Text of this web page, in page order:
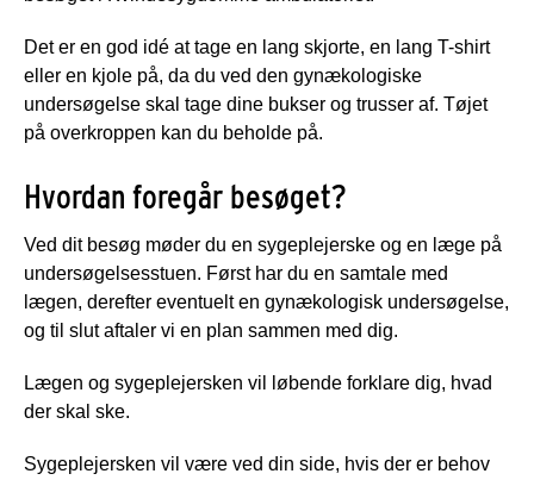
Det er en god idé at tage en lang skjorte, en lang T-shirt
eller en kjole på, da du ved den gynækologiske
undersøgelse skal tage dine bukser og trusser af. Tøjet
på overkroppen kan du beholde på.
Hvordan foregår besøget?
Ved dit besøg møder du en sygeplejerske og en læge på
undersøgelsesstuen. Først har du en samtale med
lægen, derefter eventuelt en gynækologisk undersøgelse,
og til slut aftaler vi en plan sammen med dig.
Lægen og sygeplejersken vil løbende forklare dig, hvad
der skal ske.
Sygeplejersken vil være ved din side, hvis der er behov